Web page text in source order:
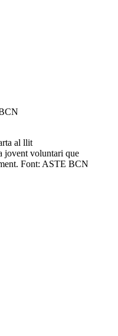
jovent voluntari que
Font: ASTE BCN